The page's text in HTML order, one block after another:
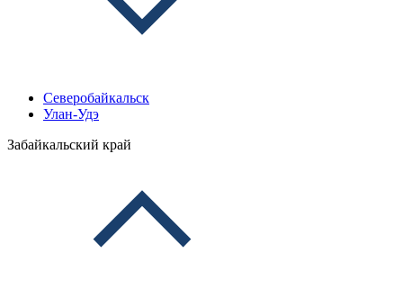
Северобайкальск
Улан-Удэ
Забайкальский край